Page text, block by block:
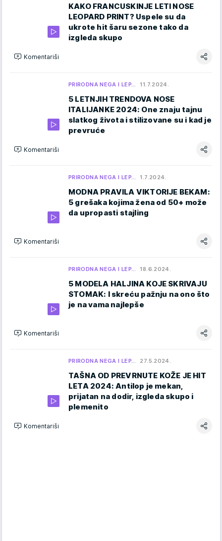
KAKO FRANCUSKINJE LETI NOSE
LEOPARD PRINT? Uspele su da
ukrote hit šaru sezone tako da
izgleda skupo
Komentariši
PRIRODNA NEGA I LEP… 11.7.2024.
5 LETNJIH TRENDOVA NOSE
ITALIJANKE 2024: One znaju tajnu
slatkog života i stilizovane su i kad je
prevruće
Komentariši
PRIRODNA NEGA I LEP… 1.7.2024.
MODNA PRAVILA VIKTORIJE BEKAM:
5 grešaka kojima žena od 50+ može
da upropasti stajling
Komentariši
PRIRODNA NEGA I LEP… 18.6.2024.
5 MODELA HALJINA KOJE SKRIVAJU
STOMAK: I skreću pažnju na ono što
je na vama najlepše
Komentariši
PRIRODNA NEGA I LEP… 27.5.2024.
TAŠNA OD PREVRNUTE KOŽE JE HIT
LETA 2024: Antilop je mekan,
prijatan na dodir, izgleda skupo i
plemenito
Komentariši